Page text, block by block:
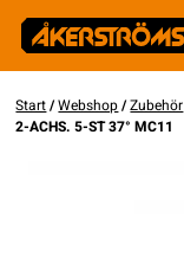
Start/Webshop/Zubehör
2-ACHS. 5-ST 37° MC11